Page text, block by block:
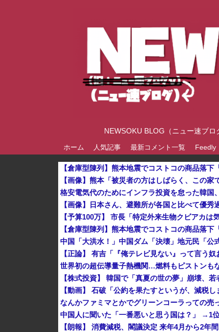
NEWSOKU BLOG（ニュー速ブ
ホーム 人気記事 最新コメント一覧 Feedly
【画像】熊本「被災者の方はしばらく、この家
【画像】日本さん、避難所が各国と比べて優秀
世界初の超伝導量子熱機関…燃料もピストンも
なんかファミマとかでグリーンコーラっての売
中国人に聞いた「一番悪いと思う国は？」 →1
【朗報】 消費減税、閣議決定 来年4月から2年